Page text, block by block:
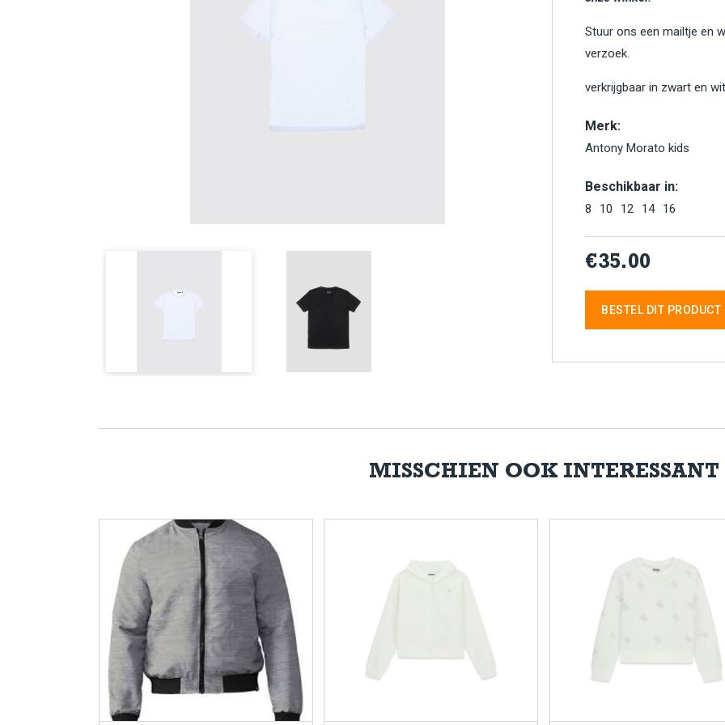
Stuur ons een mailtje en
verzoek.
verkrijgbaar in zwart en wit
Merk:
Antony Morato kids
Beschikbaar in:
8 10 12 14 16
€35.00
BESTEL DIT PRODUCT
MISSCHIEN OOK INTERESSANT